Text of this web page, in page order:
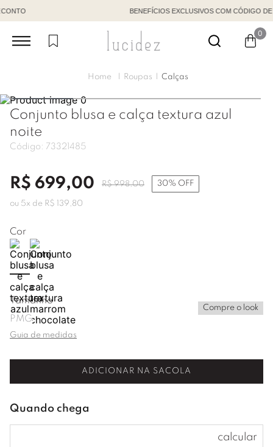
BENEFÍCIOS EXCLUSIVOS COM CÓDIGO DE VENDEDORA
0
Roupas Calças
Conjunto blusa e calça textura azul
noite
Código: 73321485
R$ 699,00 R$ 998,00 30% OFF
ou 5x de R$ 139 ,80
Cor
Tamanho
PMG
Compre o look
Guia de medidas
ADICIONAR NA SACOLA